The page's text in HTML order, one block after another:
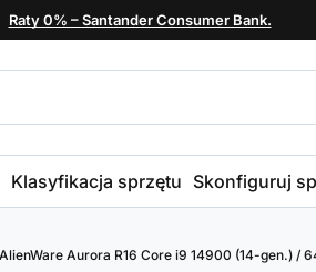
Raty 0% – Santander Consumer Bank.
Klasyfikacja sprzętu Skonfiguruj
Aurora R16 Core i9 14900 (14-gen.) /